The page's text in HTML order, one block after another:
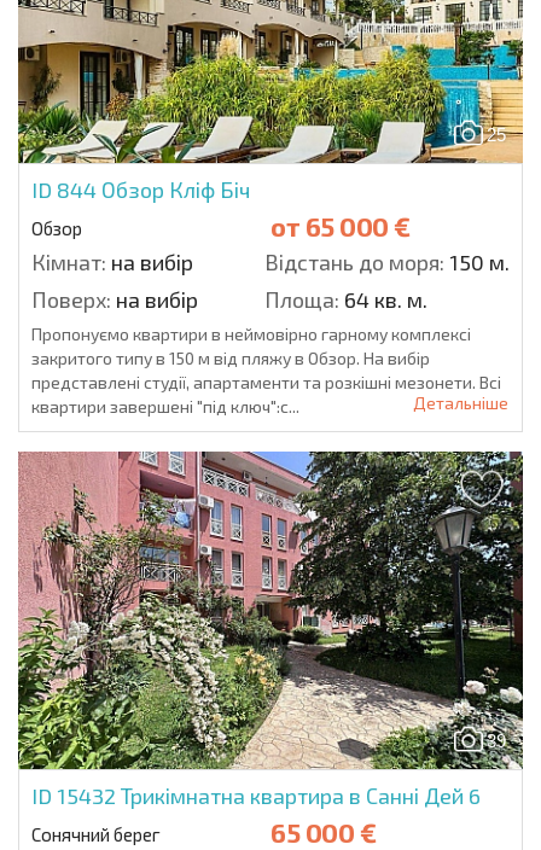
25
ID 844 Обзор Кліф Біч
Обзор от 65 000 €
Кімнат: на вибір Відстань до моря: 150 м.
Поверх: на вибір Площа: 64 кв. м.
Пропонуємо квартири в неймовірно гарному комплексі
закритого типу в 150 м від пляжу в Обзор. На вибір
представлені студії, апартаменти та розкішні мезонети. Всі
квартири завершені "під ключ":с...
Детальніше
39
ID 15432 Трикімнатна квартира в Санні Дей 6
Сонячний берег 65 000 €